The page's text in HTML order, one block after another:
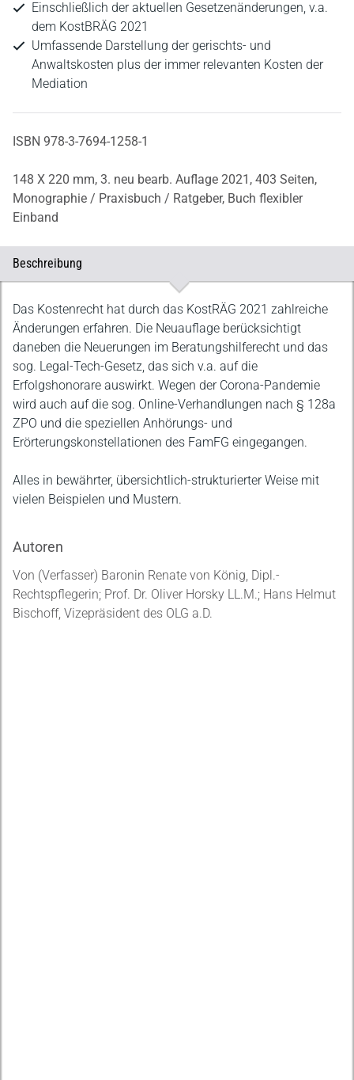
Einschließlich der aktuellen Gesetzenänderungen, v.a.
dem KostBRÄG 2021
Umfassende Darstellung der gerischts- und
Anwaltskosten plus der immer relevanten Kosten der
Mediation
ISBN 978-3-7694-1258-1
148 X 220 mm, 3. neu bearb. Auflage 2021, 403 Seiten,
Monographie / Praxisbuch / Ratgeber, Buch flexibler
Einband
Beschreibung
Beschreibung
Das Kostenrecht hat durch das KostRÄG 2021 zahlreiche
Änderungen erfahren. Die Neuauflage berücksichtigt
daneben die Neuerungen im Beratungshilferecht und das
sog. Legal-Tech-Gesetz, das sich v.a. auf die
Erfolgshonorare auswirkt. Wegen der Corona-Pandemie
wird auch auf die sog. Online-Verhandlungen nach § 128a
ZPO und die speziellen Anhörungs- und
Erörterungskonstellationen des FamFG eingegangen.
Alles in bewährter, übersichtlich-strukturierter Weise mit
vielen Beispielen und Mustern.
Autoren
Von (Verfasser) Baronin Renate von König, Dipl.-
Rechtspflegerin; Prof. Dr. Oliver Horsky LL.M.; Hans Helmut
Bischoff, Vizepräsident des OLG a.D.